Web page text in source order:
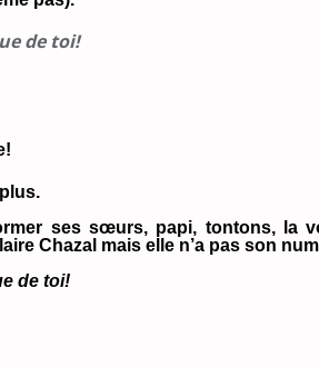
de toi!
ses sœurs, papi, tontons, la
Chazal mais elle n’a pas son
de toi!